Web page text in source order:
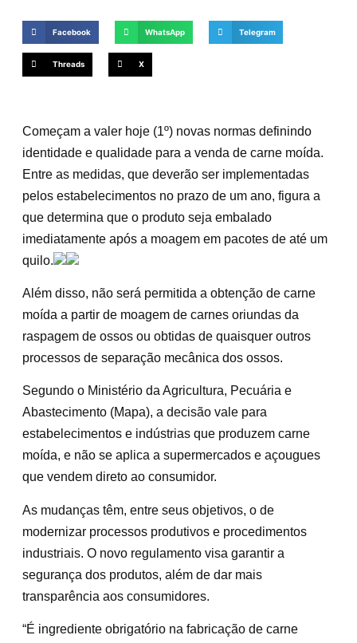
Facebook WhatsApp Telegram
Threads X
Começam a valer hoje (1º) novas normas definindo
identidade e qualidade para a venda de carne moída.
Entre as medidas, que deverão ser implementadas
pelos estabelecimentos no prazo de um ano, figura a
que determina que o produto seja embalado
imediatamente após a moagem em pacotes de até um
quilo.
Além disso, não será permitida a obtenção de carne
moída a partir de moagem de carnes oriundas da
raspagem de ossos ou obtidas de quaisquer outros
processos de separação mecânica dos ossos.
Segundo o Ministério da Agricultura, Pecuária e
Abastecimento (Mapa), a decisão vale para
estabelecimentos e indústrias que produzem carne
moída, e não se aplica a supermercados e açougues
que vendem direto ao consumidor.
As mudanças têm, entre seus objetivos, o de
modernizar processos produtivos e procedimentos
industriais. O novo regulamento visa garantir a
segurança dos produtos, além de dar mais
transparência aos consumidores.
“É ingrediente obrigatório na fabricação de carne